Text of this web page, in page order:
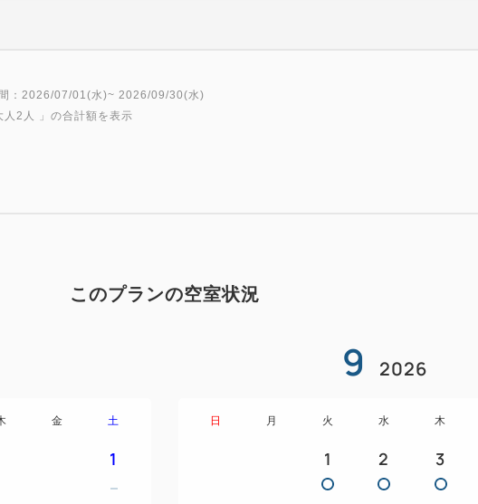
※2～12名でお申し込みください。尚、AQUA
※全客室禁煙です。
：2026/07/01(水)~ 2026/09/30(水)
人2人
」の合計額を表示
このプランの空室状況
金 土
1
9 2026
日 月 火 水 木
1 2 3